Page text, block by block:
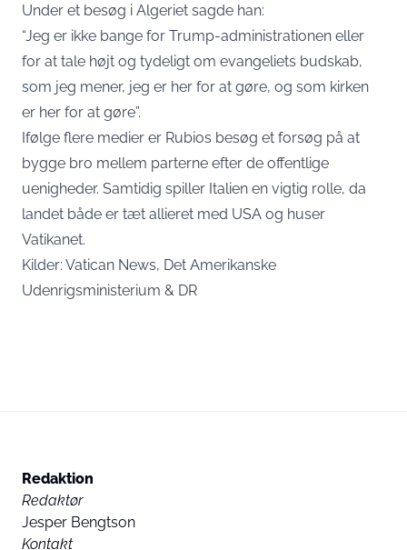
Under et besøg i Algeriet sagde han:
“Jeg er ikke bange for Trump-administrationen eller
for at tale højt og tydeligt om evangeliets budskab,
som jeg mener, jeg er her for at gøre, og som kirken
er her for at gøre”.
Ifølge flere medier er Rubios besøg et forsøg på at
bygge bro mellem parterne efter de offentlige
uenigheder. Samtidig spiller Italien en vigtig rolle, da
landet både er tæt allieret med USA og huser
Vatikanet.
Kilder: Vatican News, Det Amerikanske
Udenrigsministerium & DR
Redaktion
Redaktør
Jesper Bengtson
Kontakt